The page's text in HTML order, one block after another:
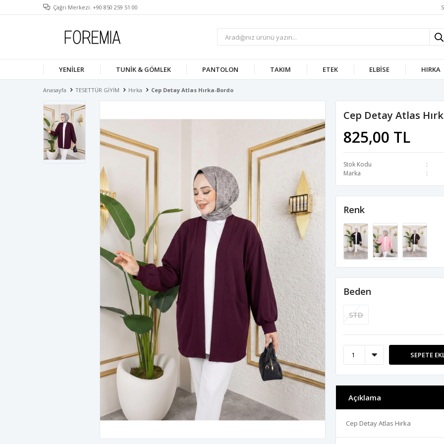
Çağrı Merkezi: +90 850 259 51 00
YENILER TUNIK & GÖMLEK PANTOLON TAKIM ETEK ELBISE HIRKA
Anasayfa TESETTÜR GİYİM Hırka Cep Detay Atlas Hırka-Bordo
Cep Detay Atlas
825,00 TL
Stok Kodu
Marka
Renk
Beden
STD
SEPETE
Açıklama
Cep Detay Atlas Hırka